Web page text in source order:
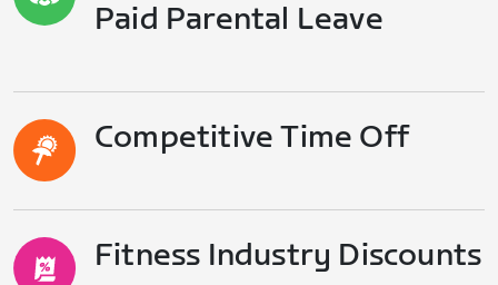
Paid Parental Leave
Competitive Time Off
Fitness Industry Discounts